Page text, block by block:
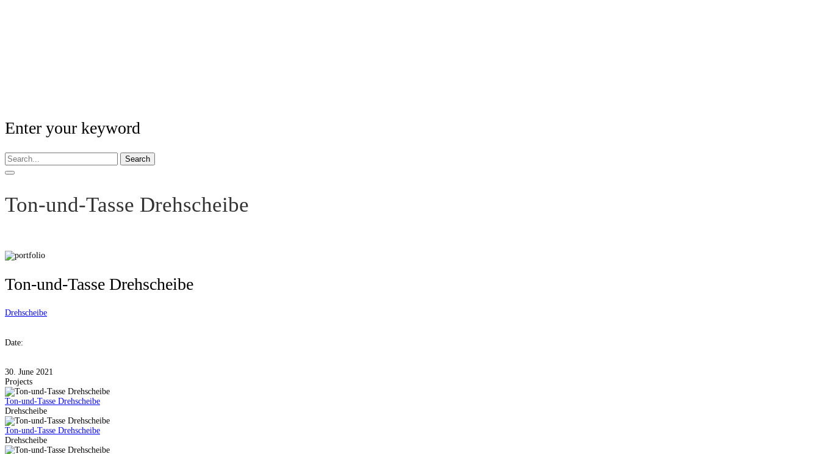
Enter your keyword
Search
Ton-und-Tasse Drehscheibe
Ton-und-Tasse Drehscheibe
Drehscheibe
Date:
30. June 2021
Projects
Ton-und-Tasse Drehscheibe
Drehscheibe
Ton-und-Tasse Drehscheibe
Drehscheibe